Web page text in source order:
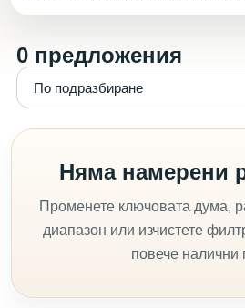
0 предложения
Няма намерени
Променете ключовата дума,
диапазон или изчистете
повече налични